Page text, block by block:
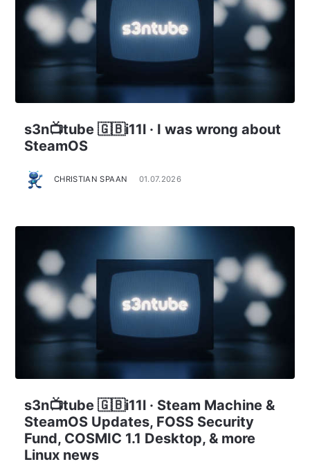
s3n📺tube 🇬🇧i11l · I was wrong about
SteamOS
CHRISTIAN SPAAN 01.07.2026
s3n📺tube 🇬🇧i11l · Steam Machine &
SteamOS Updates, FOSS Security
Fund, COSMIC 1.1 Desktop, & more
Linux news